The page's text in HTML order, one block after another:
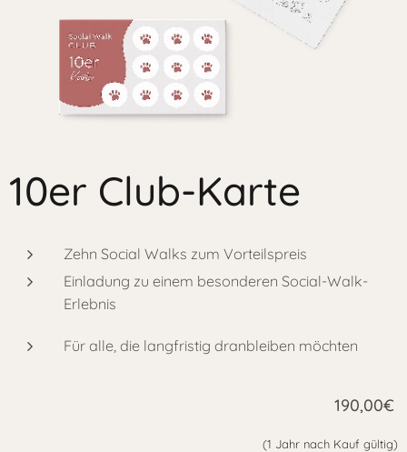
10er Club-Karte
Zehn Social Walks zum Vorteilspreis
Einladung zu einem besonderen Social-Walk-
Erlebnis
Für alle, die langfristig dranbleiben möchten
190,00€
(1 Jahr nach Kauf gültig)